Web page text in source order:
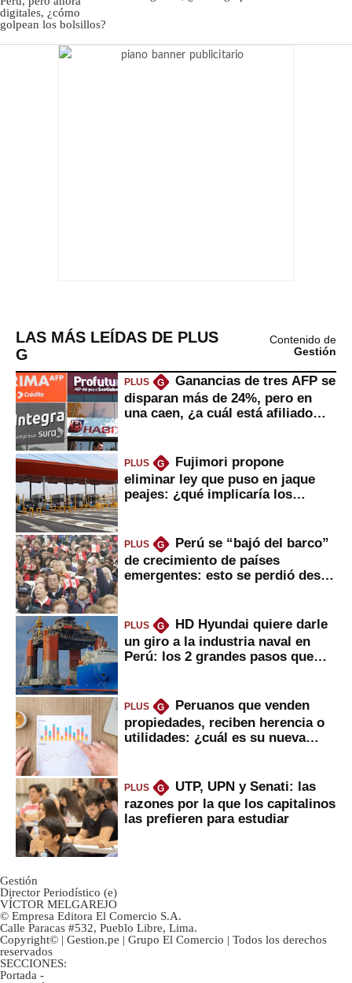
LAS MÁS LEÍDAS DE PLUS
G
Contenido de
Gestión
PLUS G
Ganancias de tres AFP se
disparan más de 24%, pero en
una caen, ¿a cuál está afiliado
PLUS G
Fujimori propone
eliminar ley que puso en jaque
peajes: ¿qué implicaría los
PLUS G
Perú se “bajó del barco”
de crecimiento de países
emergentes: esto se perdió desde
PLUS G
HD Hyundai quiere darle
un giro a la industria naval en
Perú: los 2 grandes pasos que
PLUS G
Peruanos que venden
propiedades, reciben herencia o
utilidades: ¿cuál es su nueva
PLUS G
UTP, UPN y Senati: las
razones por la que los capitalinos
las prefieren para estudiar
Gestión
Director Periodístico (e)
VÍCTOR MELGAREJO
© Empresa Editora El Comercio S.A.
Calle Paracas #532, Pueblo Libre, Lima.
Copyright© | Gestion.pe | Grupo El Comercio | Todos los derechos
reservados
SECCIONES:
Portada -